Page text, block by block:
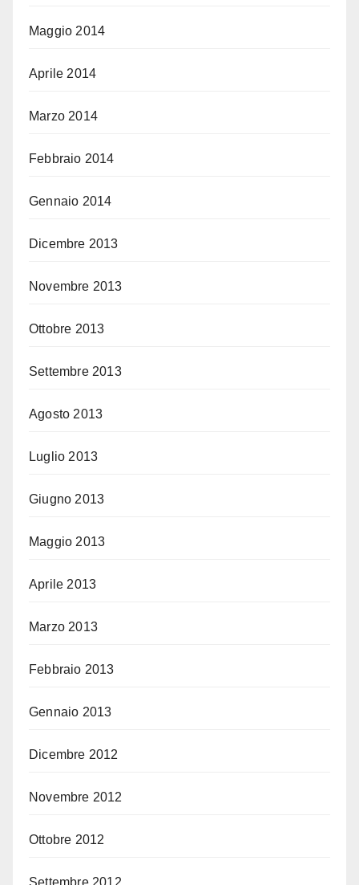
Maggio 2014
Aprile 2014
Marzo 2014
Febbraio 2014
Gennaio 2014
Dicembre 2013
Novembre 2013
Ottobre 2013
Settembre 2013
Agosto 2013
Luglio 2013
Giugno 2013
Maggio 2013
Aprile 2013
Marzo 2013
Febbraio 2013
Gennaio 2013
Dicembre 2012
Novembre 2012
Ottobre 2012
Settembre 2012